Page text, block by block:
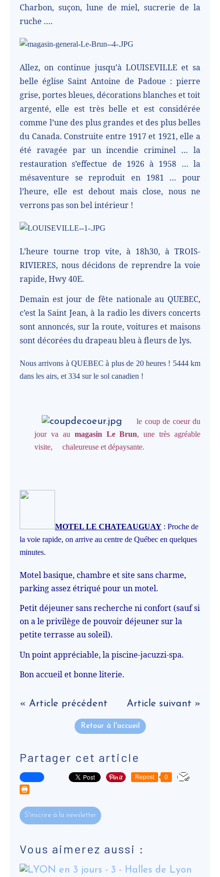
Charbon, suçon, lune de miel, sucrerie de la
ruche ….
Allez, on continue jusqu’à LOUISEVILLE et sa
belle église Saint Antoine de Padoue : pierre
grise, portes bleues, décorations blanches et toit
argenté, elle est très belle et est considérée
comme l’une des plus grandes et des plus belles
du Canada. Construite entre 1917 et 1921, elle a
été ravagée par un incendie criminel … la
restauration s’effectue de 1926 à 1958 … la
mésaventure se reproduit en 1981 … pour
l’heure, elle est debout mais close, nous ne
verrons pas son bel intérieur !
L’heure tourne trop vite, à 18h30, à TROIS-
RIVIERES, nous décidons de reprendre la voie
rapide, Hwy 40E.
Demain est jour de fête nationale au QUEBEC,
c’est la Saint Jean, à la radio les divers concerts
sont annoncés, sur la route, voitures et maisons
sont décorées du drapeau bleu à fleurs de lys.
Nous arrivons à QUEBEC à plus de 20 heures ! 5444 km
dans les airs, et 334 sur le sol canadien !
le coup de coeur du
jour va au magasin Le Brun, une très agréable
visite, chaleureuse et dépaysante.
MOTEL LE CHATEAUGUAY : Proche de
la voie rapide, on arrive au centre de Québec en quelques
minutes.
Motel basique, chambre et site sans charme,
parking assez étriqué pour un motel.
Petit déjeuner sans recherche ni confort (sauf si
on a le privilège de pouvoir déjeuner sur la
petite terrasse au soleil).
Un point appréciable, la piscine-jacuzzi-spa.
Bon accueil et bonne literie.
« Article précédent Article suivant »
Retour à l'accueil
Partager cet article
Repost 0
S'inscrire à la newsletter
Vous aimerez aussi :